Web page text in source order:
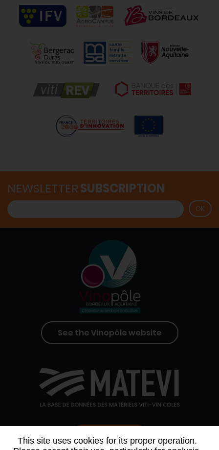
This site uses cookies for its proper operation.
NEWSLETTERSUBSCRIPTION
See the Vinopôle website
Contact us